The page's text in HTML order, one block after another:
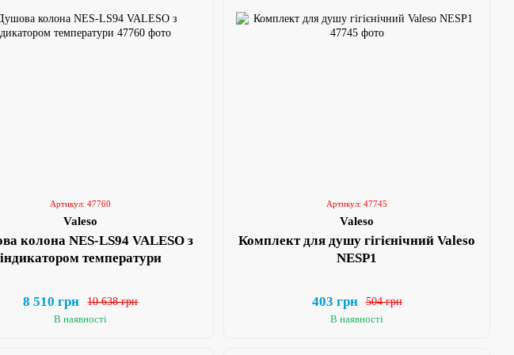
Артикул: 47760
Valeso
колона NES-LS94 VALESO з
індикатором температури
10 638 грн
8 510 грн
В наявності
Артикул: 47745
Valeso
Комплект для душу гігієнічний Valeso
NESP1
504 грн
403 грн
В наявності